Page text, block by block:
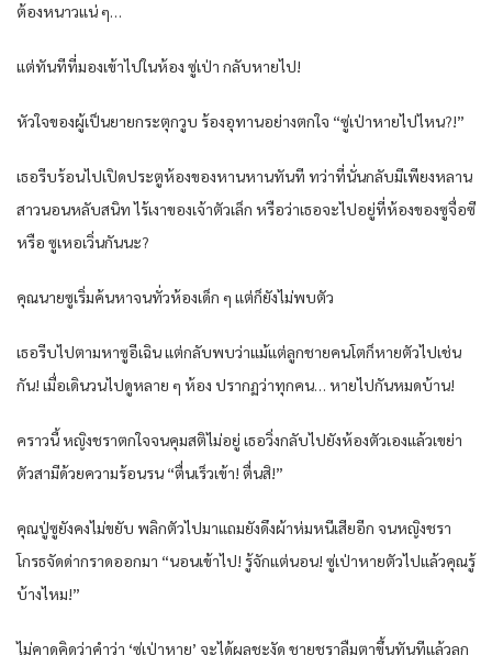
ต้องหนาวแน่ ๆ…
แต่ทันทีที่มองเข้าไปในห้อง ซู่เป่า กลับหายไป!
หัวใจของผู้เป็นยายกระตุกวูบ ร้องอุทานอย่างตกใจ “ซู่เป่าหายไปไหน?!”
เธอรีบร้อนไปเปิดประตูห้องของหานหานทันที ทว่าที่นั่นกลับมีเพียงหลาน
สาวนอนหลับสนิท ไร้เงาของเจ้าตัวเล็ก หรือว่าเธอจะไปอยู่ที่ห้องของซูจื่อซี
หรือ ซูเหอเวิ่นกันนะ?
คุณนายซูเริ่มค้นหาจนทั่วห้องเด็ก ๆ แต่ก็ยังไม่พบตัว
เธอรีบไปตามหาซูอีเฉิน แต่กลับพบว่าแม้แต่ลูกชายคนโตก็หายตัวไปเช่น
กัน! เมื่อเดินวนไปดูหลาย ๆ ห้อง ปรากฏว่าทุกคน… หายไปกันหมดบ้าน!
คราวนี้ หญิงชราตกใจจนคุมสติไม่อยู่ เธอวิ่งกลับไปยังห้องตัวเองแล้วเขย่า
ตัวสามีด้วยความร้อนรน “ตื่นเร็วเข้า! ตื่นสิ!”
คุณปู่ซูยังคงไม่ขยับ พลิกตัวไปมาแถมยังดึงผ้าห่มหนีเสียอีก จนหญิงชรา
โกรธจัดด่ากราดออกมา “นอนเข้าไป! รู้จักแต่นอน! ซู่เป่าหายตัวไปแล้วคุณรู้
บ้างไหม!”
ไม่คาดคิดว่าคำว่า ‘ซู่เป่าหาย’ จะได้ผลชะงัด ชายชราลืมตาขึ้นทันทีแล้วลุก